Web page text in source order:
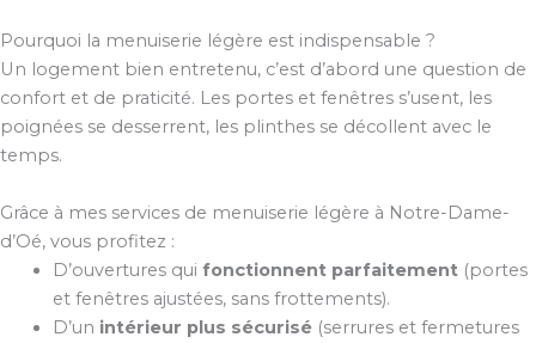
Pourquoi la menuiserie légère est indispensable ?
Un logement bien entretenu, c’est d’abord une question de
confort et de praticité. Les portes et fenêtres s’usent, les
poignées se desserrent, les plinthes se décollent avec le
temps.
Grâce à mes services de menuiserie légère à Notre-Dame-
d’Oé, vous profitez :
D’ouvertures qui fonctionnent parfaitement(portes
et fenêtres ajustées, sans frottements).
D’un intérieur plus sécurisé(serrures et fermetures